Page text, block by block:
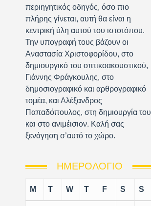
περιηγητικός οδηγός, όσο πιο
πλήρης γίνεται, αυτή θα είναι η
κεντρική ύλη αυτού του ιστοτόπου.
Την υπογραφή τους βάζουν οι
Αναστασία Χριστοφορίδου, στο
δημιουργικό του οπτικοακουστικού,
Γιάννης Φράγκουλης, στο
δημοσιογραφικό και αρθρογραφικό
τομέα, και Αλέξανδρος
Παπαδόπουλος, στη δημιουργία του
και στο ανιμέισιον. Καλή σας
ξενάγηση σ’αυτό το χώρο.
ΗΜΕΡΟΛΌΓΙΟ
M T W T F S S